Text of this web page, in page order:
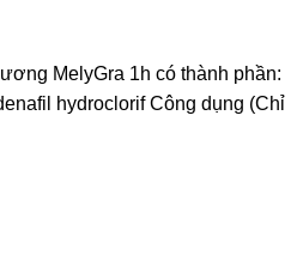
MelyGra 1h có thành phần:
hydroclorif Công dụng (Chỉ